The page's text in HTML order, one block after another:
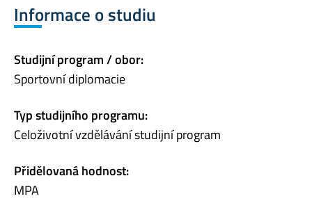
Informace o studiu
Studijní program / obor:
Sportovní diplomacie
Typ studijního programu:
Celoživotní vzdělávání studijní program
Přidělovaná hodnost:
MPA